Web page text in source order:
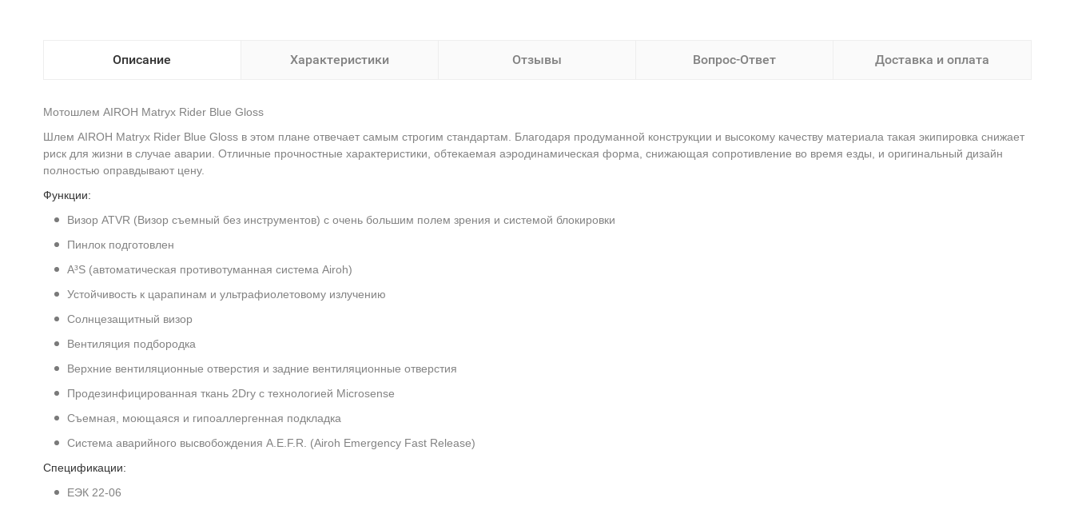
Описание Характеристики Отзывы Вопрос-Ответ Доставка и оплата
Мотошлем AIROH Matryx Rider Blue Gloss
Шлем AIROH Matryx Rider Blue Gloss в этом плане отвечает самым строгим стандартам. Благодаря продуманной конструкции и высокому качеству материала такая экипировка снижает
риск для жизни в случае аварии. Отличные прочностные характеристики, обтекаемая аэродинамическая форма, снижающая сопротивление во время езды, и оригинальный дизайн
полностью оправдывают цену.
Функции:
Визор ATVR (Визор съемный без инструментов) с очень большим полем зрения и системой блокировки
Пинлок подготовлен
A³S (автоматическая противотуманная система Airoh)
Устойчивость к царапинам и ультрафиолетовому излучению
Солнцезащитный визор
Вентиляция подбородка
Верхние вентиляционные отверстия и задние вентиляционные отверстия
Продезинфицированная ткань 2Dry с технологией Microsense
Съемная, моющаяся и гипоаллергенная подкладка
Система аварийного высвобождения A.E.F.R. (Airoh Emergency Fast Release)
Спецификации:
ЕЭК 22-06